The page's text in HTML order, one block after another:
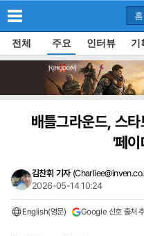
홈
전체 주요 인터뷰 기
배틀그라운드, 스
'페
김찬휘 기자 (
2026-05-14 10:24
English(영문) Google 선호 출처